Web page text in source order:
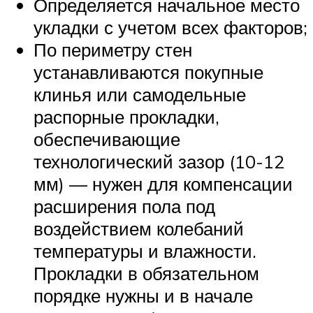
Определяется начальное место
укладки с учетом всех факторов;
По периметру стен
устанавливаются покупные
клинья или самодельные
распорные прокладки,
обеспечивающие
технологический зазор (10-12
мм) — нужен для компенсации
расширения пола под
воздействием колебаний
температуры и влажности.
Прокладки в обязательном
порядке нужны и в начале